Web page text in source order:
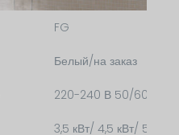
FG
Белый/на заказ
220-240 В 50/60 Гц
3,5 кВт/ 4,5 кВт/ 5,5 кВт